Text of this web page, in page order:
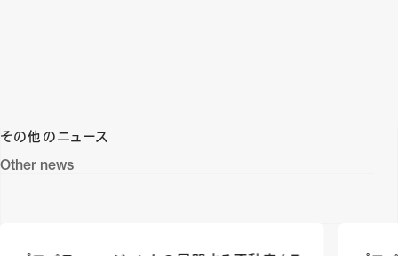
その他のニュース
Other news